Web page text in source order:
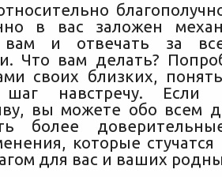
в вас заложен
вам и отвечать за
Что вам делать?
своих близких,
шаг навстречу. Если
вы можете обо всем
более
которые
для вас и ваших